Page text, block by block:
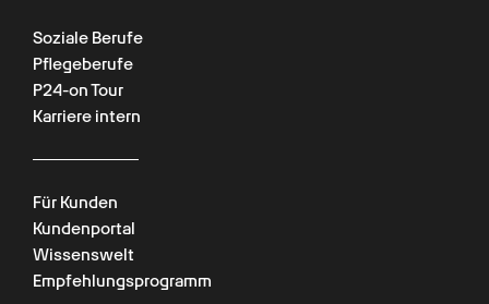
Soziale Berufe
Pflegeberufe
P24-on Tour
Karriere intern
Für Kunden
Kundenportal
Wissenswelt
Empfehlungsprogramm